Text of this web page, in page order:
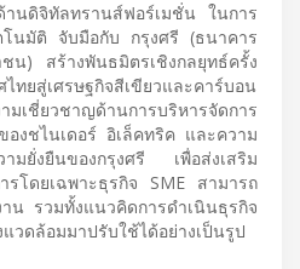
นดิจิทัลทรานส์ฟอร์เมชั่น ในการ
โนมัติ จับมือกับ กรุงศรี (ธนาคาร
น) สร้างพันธมิตรเชิงกลยุทธ์ครั้ง
ทยสู่เศรษฐกิจสีเขียวและคาร์บอน
ยวชาญด้านการบริหารจัดการ
งชไนเดอร์ อิเล็คทริค และความ
ามยั่งยืนของกรุงศรี เพื่อส่งเสริม
รโดยเฉพาะธุรกิจ SME สามารถ
น รวมทั้งแนวคิดการดำเนินธุรกิจ
วดล้อมมาปรับใช้ได้อย่างเป็นรูป